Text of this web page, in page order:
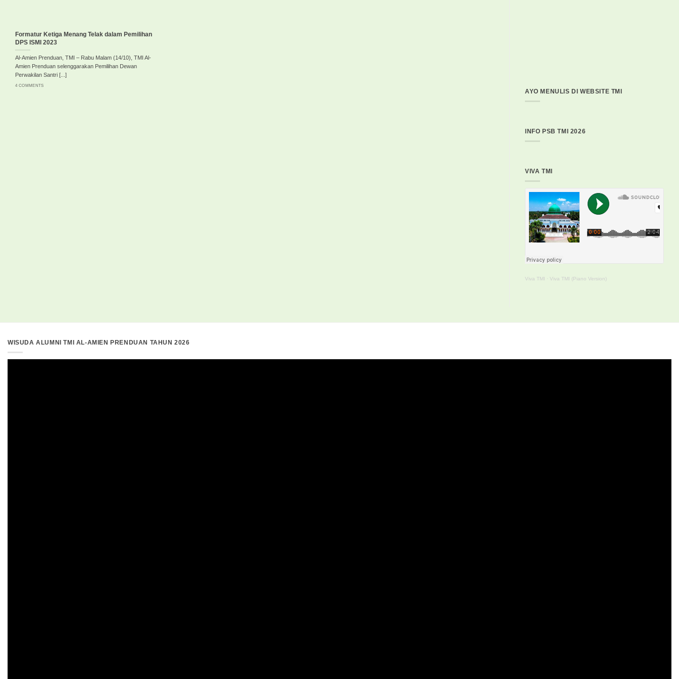
Formatur Ketiga Menang Telak dalam Pemilihan
DPS ISMI 2023
Al-Amien Prenduan, TMI – Rabu Malam (14/10), TMI Al-
Amien Prenduan selenggarakan Pemilihan Dewan
Perwakilan Santri [...]
4 COMMENTS
AYO MENULIS DI WEBSITE TMI
INFO PSB TMI 2026
VIVA TMI
Viva TMI · Viva TMI (Piano Version)
WISUDA ALUMNI TMI AL-AMIEN PRENDUAN TAHUN 2026